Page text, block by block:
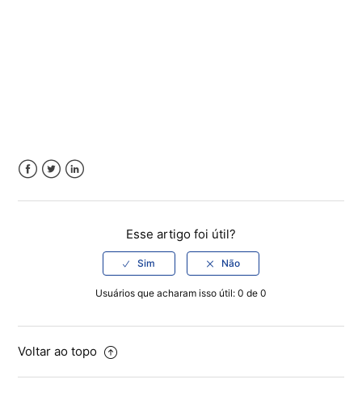
Esse artigo foi útil?
Usuários que acharam isso útil: 0 de 0
Voltar ao topo